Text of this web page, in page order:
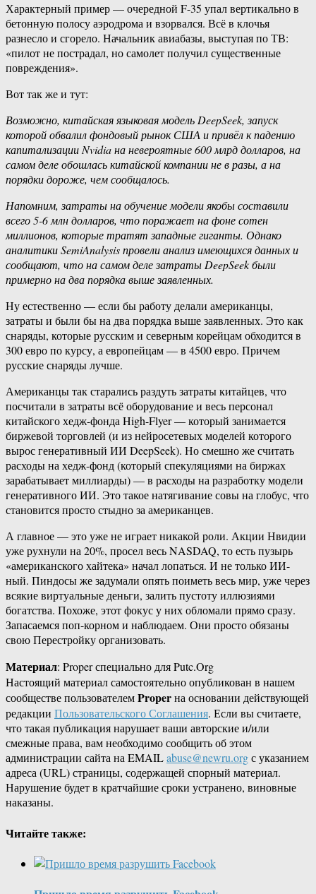
Характерный пример — очередной F-35 упал вертикально в
бетонную полосу аэродрома и взорвался. Всё в клочья
разнесло и сгорело. Начальник авиабазы, выступая по ТВ:
«пилот не пострадал, но самолет получил существенные
повреждения».
Вот так же и тут:
Возможно, китайская языковая модель DeepSeek, запуск
которой обвалил фондовый рынок США и привёл к падению
капитализации Nvidia на невероятные 600 млрд долларов, на
самом деле обошлась китайской компании не в разы, а на
порядки дороже, чем сообщалось.
Напомним, затраты на обучение модели якобы составили
всего 5-6 млн долларов, что поражает на фоне сотен
миллионов, которые тратят западные гиганты. Однако
аналитики SemiAnalysis провели анализ имеющихся данных и
сообщают, что на самом деле затраты DeepSeek были
примерно на два порядка выше заявленных.
Ну естественно — если бы работу делали американцы,
затраты и были бы на два порядка выше заявленных. Это как
снаряды, которые русским и северным корейцам обходится в
300 евро по курсу, а европейцам — в 4500 евро. Причем
русские снаряды лучше.
Американцы так старались раздуть затраты китайцев, что
посчитали в затраты всё оборудование и весь персонал
китайского хедж-фонда High-Flyer — который занимается
биржевой торговлей (и из нейросетевых моделей которого
вырос генеративный ИИ DeepSeek). Но смешно же считать
расходы на хедж-фонд (который спекуляциями на биржах
зарабатывает миллиарды) — в расходы на разработку модели
генеративного ИИ. Это такое натягивание совы на глобус, что
становится просто стыдно за американцев.
А главное — это уже не играет никакой роли. Акции Нвидии
уже рухнули на 20%, просел весь NASDAQ, то есть пузырь
«американского хайтека» начал лопаться. И не только ИИ-
ный. Пиндосы же задумали опять поиметь весь мир, уже через
всякие виртуальные деньги, залить пустоту иллюзиями
богатства. Похоже, этот фокус у них обломали прямо сразу.
Запасаемся поп-корном и наблюдаем. Они просто обязаны
свою Перестройку организовать.
Материал: Proper специально для Putc.Org
Настоящий материал самостоятельно опубликован в нашем
сообществе пользователемProperна основании действующей
редакции Пользовательского Соглашения. Если вы считаете,
что такая публикация нарушает ваши авторские и/или
смежные права, вам необходимо сообщить об этом
администрации сайта на EMAILabuse@newru.orgс указанием
адреса (URL) страницы, содержащей спорный материал.
Нарушение будет в кратчайшие сроки устранено, виновные
наказаны.
Читайте также: